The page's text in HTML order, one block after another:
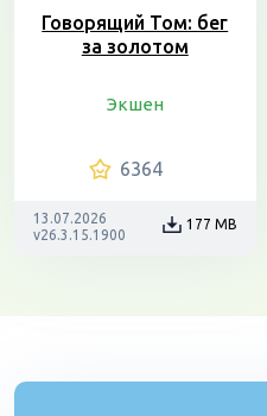
Говорящий Том: бег
за золотом
Экшен
6364
13.07.2026
v26.3.15.1900
177 MB